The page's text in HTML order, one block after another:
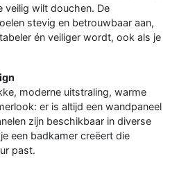
veilig wilt douchen. De
stevig en betrouwbaar aan,
én veiliger wordt, ook als je
moderne uitstraling, warme
er is altijd een wandpaneel
zijn beschikbaar in diverse
een badkamer creëert die
past.